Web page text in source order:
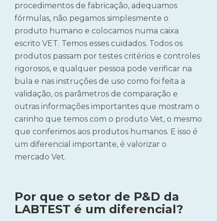
procedimentos de fabricação, adequamos
fórmulas, não pegamos simplesmente o
produto humano e colocamos numa caixa
escrito VET. Temos esses cuidados. Todos os
produtos passam por testes critérios e controles
rigorosos, e qualquer pessoa pode verificar na
bula e nas instruções de uso como foi feita a
validação, os parâmetros de comparação e
outras informações importantes que mostram o
carinho que temos com o produto Vet, o mesmo
que conferimos aos produtos humanos. E isso é
um diferencial importante, é valorizar o
mercado Vet.
Por que o setor de P&D da
LABTEST é um diferencial?